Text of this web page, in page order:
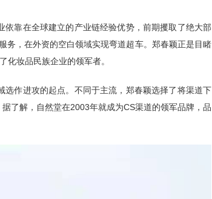
靠在全球建立的产业链经验优势，前期攫取了绝大部
务，在外资的空白领域实现弯道超车。郑春颖正是目睹
化妆品民族企业的领军者。
作进攻的起点。不同于主流，郑春颖选择了将渠道下
了解，自然堂在2003年就成为CS渠道的领军品牌，品